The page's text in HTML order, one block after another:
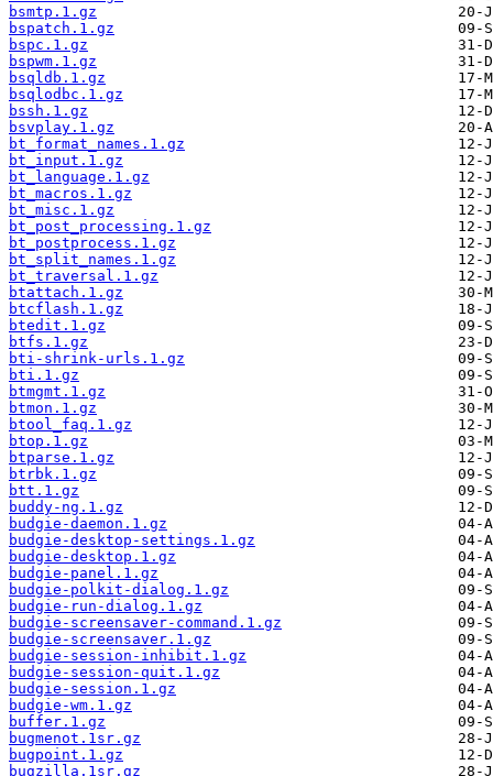
bsmtp.1.gz
bspatch.1.gz
bspc.1.gz
bspwm.1.gz
bsqldb.1.gz
bsqlodbc.1.gz
bssh.1.gz
bsvplay.1.gz
bt_format_names.1.gz
bt_input.1.gz
bt_language.1.gz
bt_macros.1.gz
bt_misc.1.gz
bt_post_processing.1.gz
bt_postprocess.1.gz
bt_split_names.1.gz
bt_traversal.1.gz
btattach.1.gz
btcflash.1.gz
btedit.1.gz
btfs.1.gz
bti-shrink-urls.1.gz
bti.1.gz
btmgmt.1.gz
btmon.1.gz
btool_faq.1.gz
btop.1.gz
btparse.1.gz
btrbk.1.gz
btt.1.gz
buddy-ng.1.gz
budgie-daemon.1.gz
budgie-desktop-settings.1.gz
budgie-desktop.1.gz
budgie-panel.1.gz
budgie-polkit-dialog.1.gz
budgie-run-dialog.1.gz
budgie-screensaver-command.1.gz
budgie-screensaver.1.gz
budgie-session-inhibit.1.gz
budgie-session-quit.1.gz
budgie-session.1.gz
budgie-wm.1.gz
buffer.1.gz
bugmenot.1sr.gz
bugpoint.1.gz
bugzilla.1sr.gz